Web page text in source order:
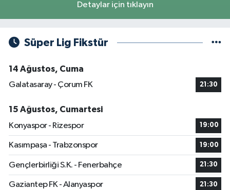
Detaylar için tıklayın
Süper Lig Fikstür
14 Ağustos, Cuma
Galatasaray - Çorum FK
21:30
15 Ağustos, Cumartesi
Konyaspor - Rizespor
19:00
Kasımpaşa - Trabzonspor 19:00
Gençlerbirliği S.K. - Fenerbahçe 21:30
Gaziantep FK - Alanyaspor 21:30